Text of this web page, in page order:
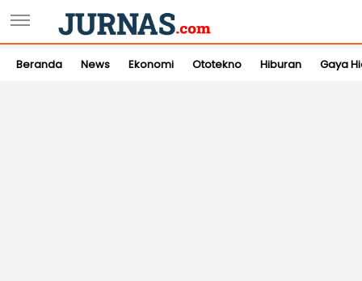
Beranda News Ekonomi Ototekno Hiburan Gaya